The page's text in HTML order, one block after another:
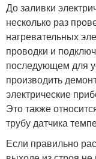
До заливки
несколько раз
нагревательных
проводки и
последующем для
производить
электрические
Это также
трубу датчика
Если правильно